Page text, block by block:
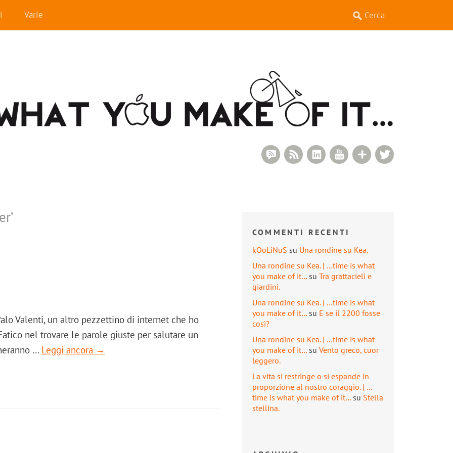
Varie
Google+
YouTube
LinkedIn
RSS Feed
RSS Comments
’
Valenti, un altro pezzettino di internet che ho
nel trovare le parole giuste per salutare un
… Leggi ancora →
COMMENTI RECENTI
kOoLiNuS su Una rondine su Kea.
Una rondine su Kea. | …time is what
you make of it… su Tra grattacieli e
giardini.
Una rondine su Kea. | …time is what
you make of it… su E se il 2200 fosse
così?
Una rondine su Kea. | …time is what
you make of it… su Vento greco, cuor
leggero.
La vita si restringe o si espande in
proporzione al nostro coraggio. | …
time is what you make of it… su Stella
stellina.